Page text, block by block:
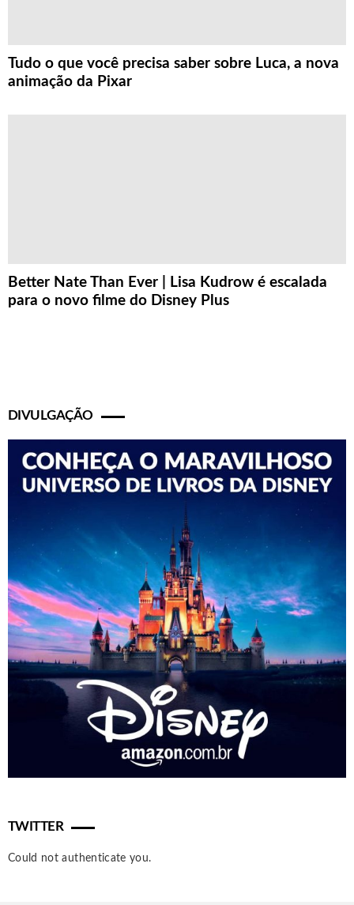
Tudo o que você precisa saber sobre Luca, a nova
animação da Pixar
Better Nate Than Ever | Lisa Kudrow é escalada
para o novo filme do Disney Plus
DIVULGAÇÃO
TWITTER
Could not authenticate you.